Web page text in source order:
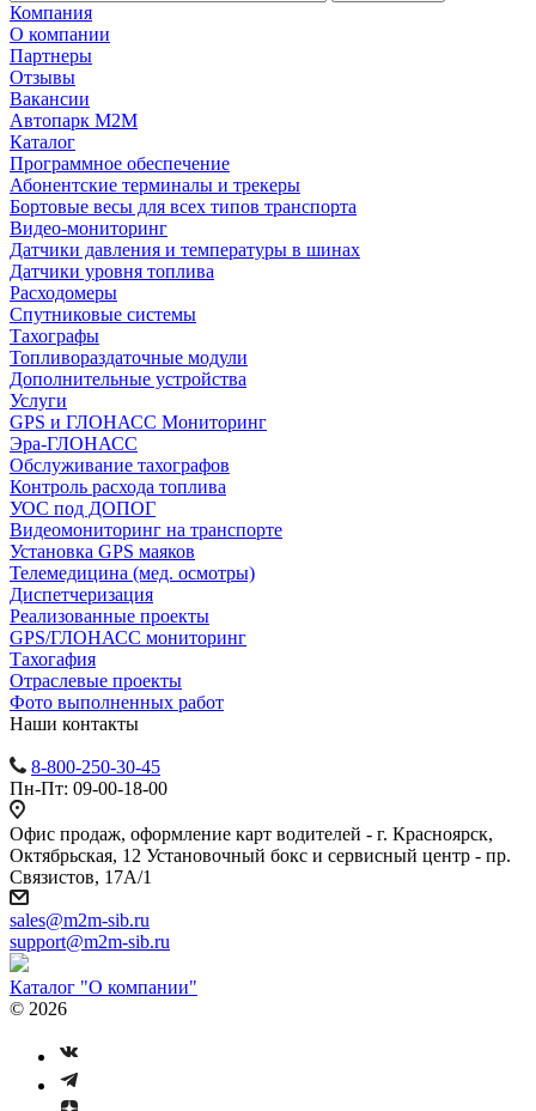
Компания
О компании
Партнеры
Отзывы
Вакансии
Автопарк М2М
Каталог
Программное обеспечение
Абонентские терминалы и трекеры
Бортовые весы для всех типов транспорта
Видео-мониторинг
Датчики давления и температуры в шинах
Датчики уровня топлива
Расходомеры
Спутниковые системы
Тахографы
Топливораздаточные модули
Дополнительные устройства
Услуги
GPS и ГЛОНАСС Мониторинг
Эра-ГЛОНАСС
Обслуживание тахографов
Контроль расхода топлива
УОС под ДОПОГ
Видеомониторинг на транспорте
Установка GPS маяков
Телемедицина (мед. осмотры)
Диспетчеризация
Реализованные проекты
GPS/ГЛОНАСС мониторинг
Тахогафия
Отраслевые проекты
Фото выполненных работ
Наши контакты
8-800-250-30-45
Пн-Пт: 09-00-18-00
Офис продаж, оформление карт водителей - г. Красноярск,
Октябрьская, 12 Установочный бокс и сервисный центр - пр.
Связистов, 17А/1
sales@m2m-sib.ru
support@m2m-sib.ru
Каталог "О компании"
© 2026